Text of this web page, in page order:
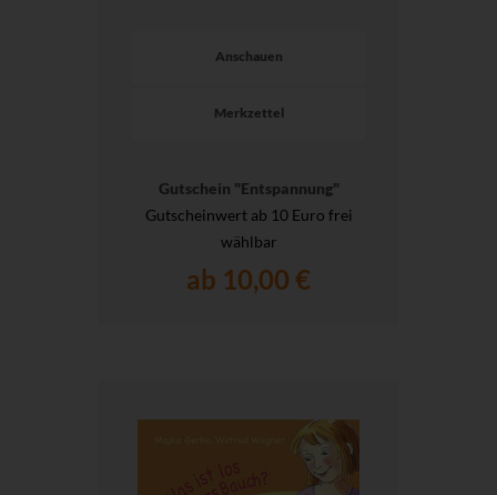
Anschauen
Merkzettel
Gutschein "Entspannung"
Gutscheinwert ab 10 Euro frei
wählbar
ab 10,00 €